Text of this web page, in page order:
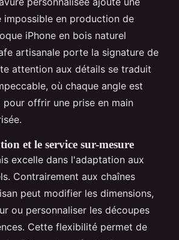
impossible en production de
iPhone en bois naturel
artisanale porte la signature de
attention aux détails se traduit
où chaque angle est
offrir une prise en main
et le service sur-mesure
excelle dans l'adaptation aux
Contrairement aux chaînes
peut modifier les dimensions,
ou personnaliser les découpes
Cette flexibilité permet de